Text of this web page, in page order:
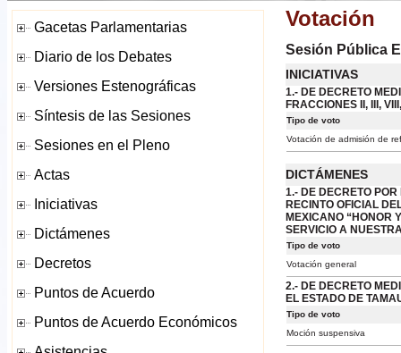
Votación
Sesión Pública
INICIATIVAS
1.- DE DECRETO
FRACCIONES II, III,
Tipo de voto
Votación de admisión de
DICTÁMENES
1.- DE DECRETO
RECINTO OFICIAL
MEXICANO “HONOR
SERVICIO A
Tipo de voto
Votación general
2.- DE DECRETO
EL ESTADO DE
Tipo de voto
Moción suspensiva